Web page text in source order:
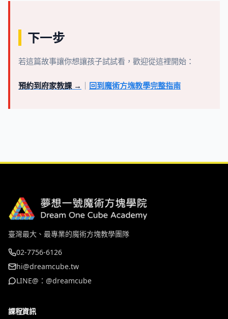
下一步
若這篇故事讓你想讓孩子試試看，歡迎從這裡開始：
預約到府家教課 → 回到魔術方塊教學完整指南
臺灣最大、最專業的魔術方塊教學團隊
02-7756-6126
hi@dreamcube.tw
LINE@：@dreamcube
課程資訊